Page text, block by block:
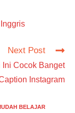
Next Post
Ini Cocok Banget
Instagram
BELAJAR